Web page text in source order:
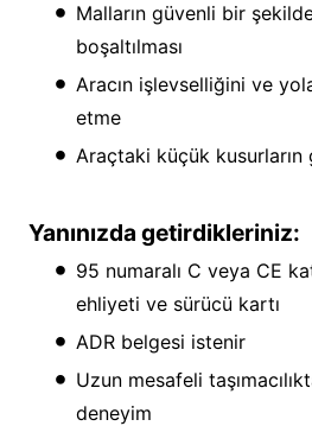
Malların güvenli bir
boşaltılması
Aracın işlevselliğini ve
etme
Araçtaki küçük kusurların
Yanınızda getirdikleriniz:
95 numaralı C veya CE
ehliyeti ve sürücü kartı
ADR belgesi istenir
Uzun mesafeli
deneyim